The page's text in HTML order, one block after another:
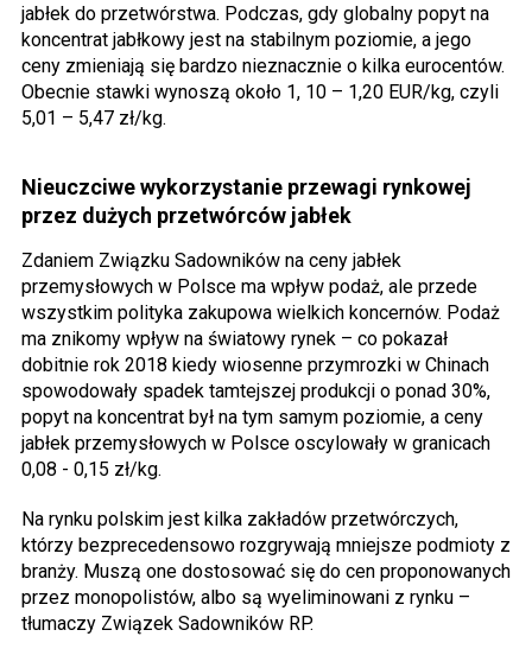
jabłek do przetwórstwa. Podczas, gdy globalny popyt na
koncentrat jabłkowy jest na stabilnym poziomie, a jego
ceny zmieniają się bardzo nieznacznie o kilka eurocentów.
Obecnie stawki wynoszą około 1, 10 – 1,20 EUR/kg, czyli
5,01 – 5,47 zł/kg.
Nieuczciwe wykorzystanie przewagi rynkowej
przez dużych przetwórców jabłek
Zdaniem Związku Sadowników na ceny jabłek
przemysłowych w Polsce ma wpływ podaż, ale przede
wszystkim polityka zakupowa wielkich koncernów. Podaż
ma znikomy wpływ na światowy rynek – co pokazał
dobitnie rok 2018 kiedy wiosenne przymrozki w Chinach
spowodowały spadek tamtejszej produkcji o ponad 30%,
popyt na koncentrat był na tym samym poziomie, a ceny
jabłek przemysłowych w Polsce oscylowały w granicach
0,08 - 0,15 zł/kg.
Na rynku polskim jest kilka zakładów przetwórczych,
którzy bezprecedensowo rozgrywają mniejsze podmioty z
branży. Muszą one dostosować się do cen proponowanych
przez monopolistów, albo są wyeliminowani z rynku –
tłumaczy Związek Sadowników RP.